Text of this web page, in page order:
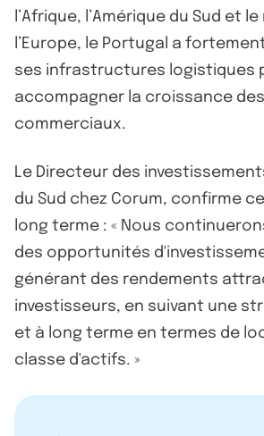
l’Afrique, l’Amérique du Sud et
l’Europe, le Portugal a
ses infrastructures logistiques
accompagner la croissance
commerciaux.
Le Directeur des
du Sud chez Corum, confirme
long terme : « Nous
des opportunités
générant des rendements
investisseurs, en suivant une
et à long terme en termes de
classe d'actifs. »